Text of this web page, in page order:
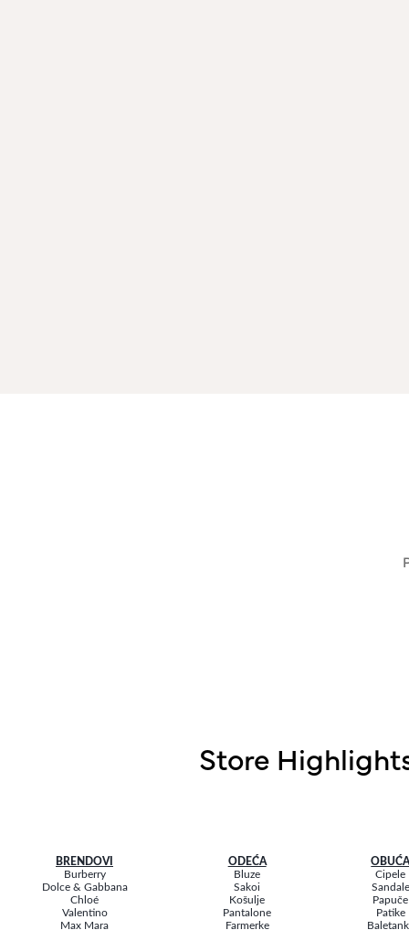
Store
BRENDOVI
Burberry
Dolce & Gabbana
Chloé
Valentino
Max Mara
ODEĆA
Bluze
Sakoi
Košulje
Pantalone
Farmerke
OBUĆA
Cipele
Sandale
Papuče
Patike